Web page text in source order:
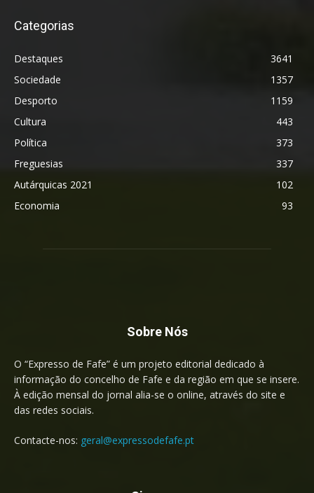
Categorias
Destaques
3641
Sociedade
1357
Desporto
1159
Cultura
443
Política
373
Freguesias
337
Autárquicas 2021
102
Economia
93
Sobre Nós
O “Expresso de Fafe” é um projeto editorial dedicado à
informação do concelho de Fafe e da região em que se insere.
À edição mensal do jornal alia-se o online, através do site e
das redes sociais.
Contacte-nos: geral@expressodefafe.pt